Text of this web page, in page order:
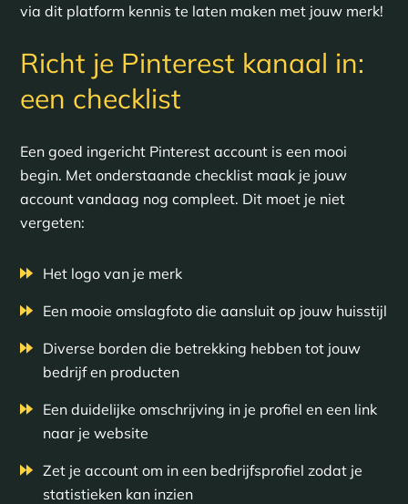
via dit platform kennis te laten maken met jouw merk!
Richt je Pinterest kanaal in:
een checklist
Een goed ingericht Pinterest account is een mooi
begin. Met onderstaande checklist maak je jouw
account vandaag nog compleet. Dit moet je niet
vergeten:
Het logo van je merk
Een mooie omslagfoto die aansluit op jouw huisstijl
Diverse borden die betrekking hebben tot jouw
bedrijf en producten
Een duidelijke omschrijving in je profiel en een link
naar je website
Zet je account om in een bedrijfsprofiel zodat je
statistieken kan inzien